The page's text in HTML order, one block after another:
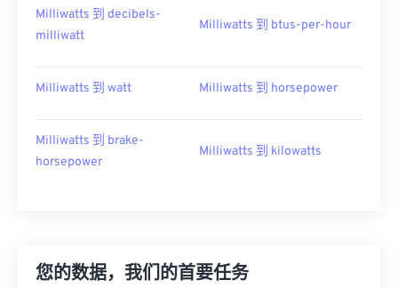
Milliwatts 到 decibels-
milliwatt
Milliwatts 到 btus-per-hour
Milliwatts 到 watt Milliwatts 到 horsepower
Milliwatts 到 brake-
horsepower
Milliwatts 到 kilowatts
您的数据，我们的首要任务